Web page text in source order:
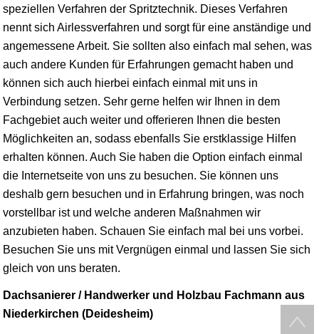
speziellen Verfahren der Spritztechnik. Dieses Verfahren
nennt sich Airlessverfahren und sorgt für eine anständige und
angemessene Arbeit. Sie sollten also einfach mal sehen, was
auch andere Kunden für Erfahrungen gemacht haben und
können sich auch hierbei einfach einmal mit uns in
Verbindung setzen. Sehr gerne helfen wir Ihnen in dem
Fachgebiet auch weiter und offerieren Ihnen die besten
Möglichkeiten an, sodass ebenfalls Sie erstklassige Hilfen
erhalten können. Auch Sie haben die Option einfach einmal
die Internetseite von uns zu besuchen. Sie können uns
deshalb gern besuchen und in Erfahrung bringen, was noch
vorstellbar ist und welche anderen Maßnahmen wir
anzubieten haben. Schauen Sie einfach mal bei uns vorbei.
Besuchen Sie uns mit Vergnügen einmal und lassen Sie sich
gleich von uns beraten.
Dachsanierer / Handwerker und Holzbau Fachmann aus
Niederkirchen (Deidesheim)